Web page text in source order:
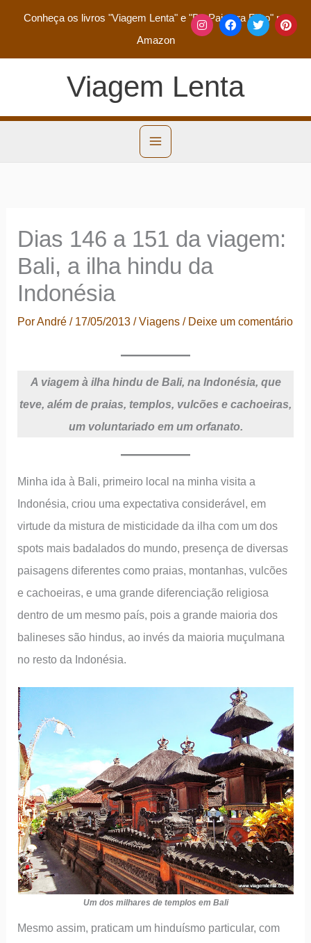
Conheça os livros "Viagem Lenta" e "De Pai para Filho"na
Amazon
Viagem Lenta
Dias 146 a 151 da viagem:
Bali, a ilha hindu da
Indonésia
PorAndré/ 17/05/2013/Viagens / Deixe um comentário
A viagem à ilha hindu de Bali, na Indonésia, que
teve, além de praias, templos, vulcões e cachoeiras,
um voluntariado em um orfanato.
Minha ida à Bali, primeiro local na minha visita a
Indonésia, criou uma expectativa considerável, em
virtude da mistura de misticidade da ilha com um dos
spots mais badalados do mundo, presença de diversas
paisagens diferentes como praias, montanhas, vulcões
e cachoeiras, e uma grande diferenciação religiosa
dentro de um mesmo país, pois a grande maioria dos
balineses são hindus, ao invés da maioria muçulmana
no resto da Indonésia.
Um dos milhares de templos em Bali
Mesmo assim, praticam um hinduísmo particular, com